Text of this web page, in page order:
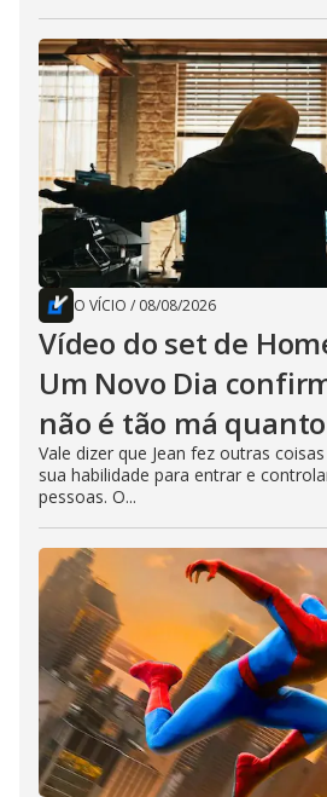
O VÍCIO / 08/08/2026
Vídeo do set de
Um Novo Dia
não é tão má
Vale dizer que Jean fez outras
sua habilidade para entrar e
pessoas. O...